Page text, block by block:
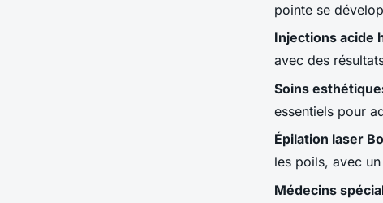
pointe se
Injections acide
avec des
Soins
essentiels pour
Épilation laser
les poils, avec
Médecins